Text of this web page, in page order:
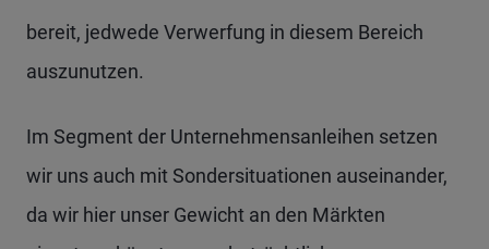
bereit, jedwede Verwerfung in diesem Bereich
auszunutzen.
Im Segment der Unternehmensanleihen setzen
wir uns auch mit Sondersituationen auseinander,
da wir hier unser Gewicht an den Märkten